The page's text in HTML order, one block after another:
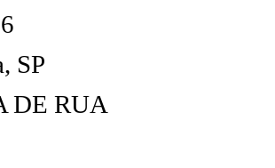
SP
DE RUA